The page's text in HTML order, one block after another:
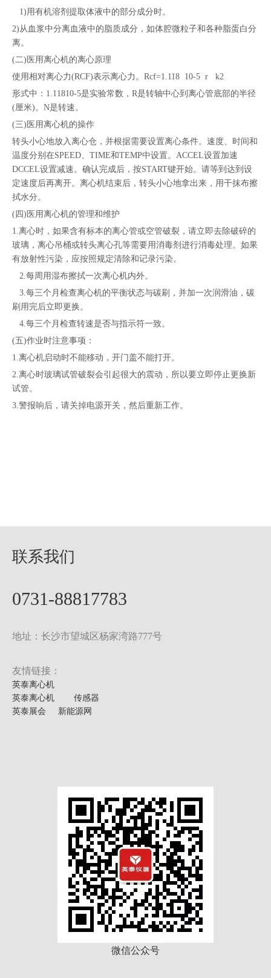
1)用有机溶剂提取体液中的部分成分时。
2)从血浆中分离血液中的脂质成分，如体腔微粒子和各种脂蛋白分
离。
(二)医用离心机的离心原理
使用相对离心力(RCF)表示离心力。Rcf=1.118 10-5 r k2
形式中：1.11810-5是实验常数，R是转轴中心到离心管底部的半径
(厘米)。N是转速。
(三)医用离心机的操作
转头小心地放入离心仓，并根据需要设置离心条件。速度、时间和
温度分别在SPEED、TIME和TEMP中设置。ACCEL设置加速
DCCEL设置减速。确认完成后，按START键开始。请等到达到设
定速度后再离开。离心机结束后，转头小心地拿出来，用干抹布擦
拭水分。
(四)医用离心机的管理和维护
1.离心时，如果含有标本的离心管或空管破裂，请立即去除破碎的
玻璃，离心吊桶或转头离心孔等需要用消毒剂进行消毒处理。如果
有放射性污染，应按照规定清除和记录污染。
2.每周用湿布擦拭一次离心机内外。
3.每三个月检查离心机的平衡状态与碳刷，并加一次润滑油，碳
刷用完后立即更换。
4.每三个月检查转速是否与指示符一致。
(五)作业时注意事项：
1.离心机启动时不能移动，开门盖不能打开。
2.离心时玻璃试管破裂会引起很大的震动，所以要立即停止更换新
试管。
3.警报响后，请关掉电源开关，然后重新工作。
联系我们
0731-88817783
地址：长沙市望城区杨家湾路777号
友情链接：
英泰离心机
英泰离心机
传感器
英泰展会
新能源网
微信公众号